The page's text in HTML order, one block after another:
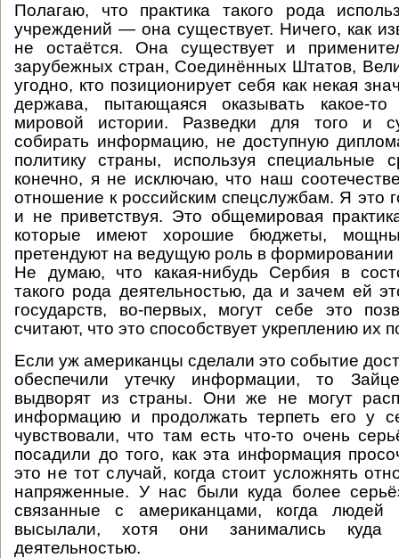
Полагаю, что практика такого рода
учреждений — она существует. Ничего, как
не остаётся. Она существует и
зарубежных стран, Соединённых Штатов,
угодно, кто позиционирует себя как некая
держава, пытающаяся оказывать какое-
мировой истории. Разведки для того и
собирать информацию, не доступную
политику страны, используя специальные
конечно, я не исключаю, что наш
отношение к российским спецслужбам. Я это
и не приветствуя. Это общемировая
которые имеют хорошие бюджеты,
претендуют на ведущую роль в формировании
Не думаю, что какая-нибудь Сербия в
такого рода деятельностью, да и зачем ей
государств, во-первых, могут себе это
считают, что это способствует укреплению их
Если уж американцы сделали это событие
обеспечили утечку информации, то
выдворят из страны. Они же не могут
информацию и продолжать терпеть его у
чувствовали, что там есть что-то очень
посадили до того, как эта информация
это не тот случай, когда стоит усложнять
напряженные. У нас были куда более
связанные с американцами, когда людей
высылали, хотя они занимались куда
деятельностью.